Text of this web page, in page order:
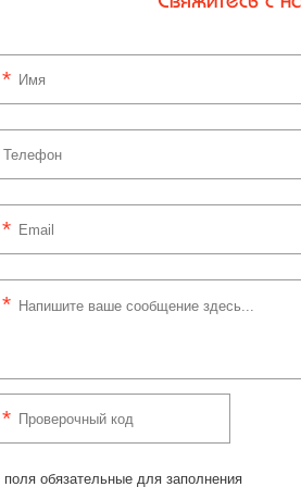
обязательные для заполнения